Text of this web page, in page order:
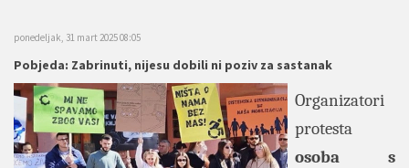
ponedeljak, 31 mart 2025 08:05
Pobjeda: Zabrinuti, nijesu dobili ni poziv za sastanak
Organizatori
protesta
osoba s